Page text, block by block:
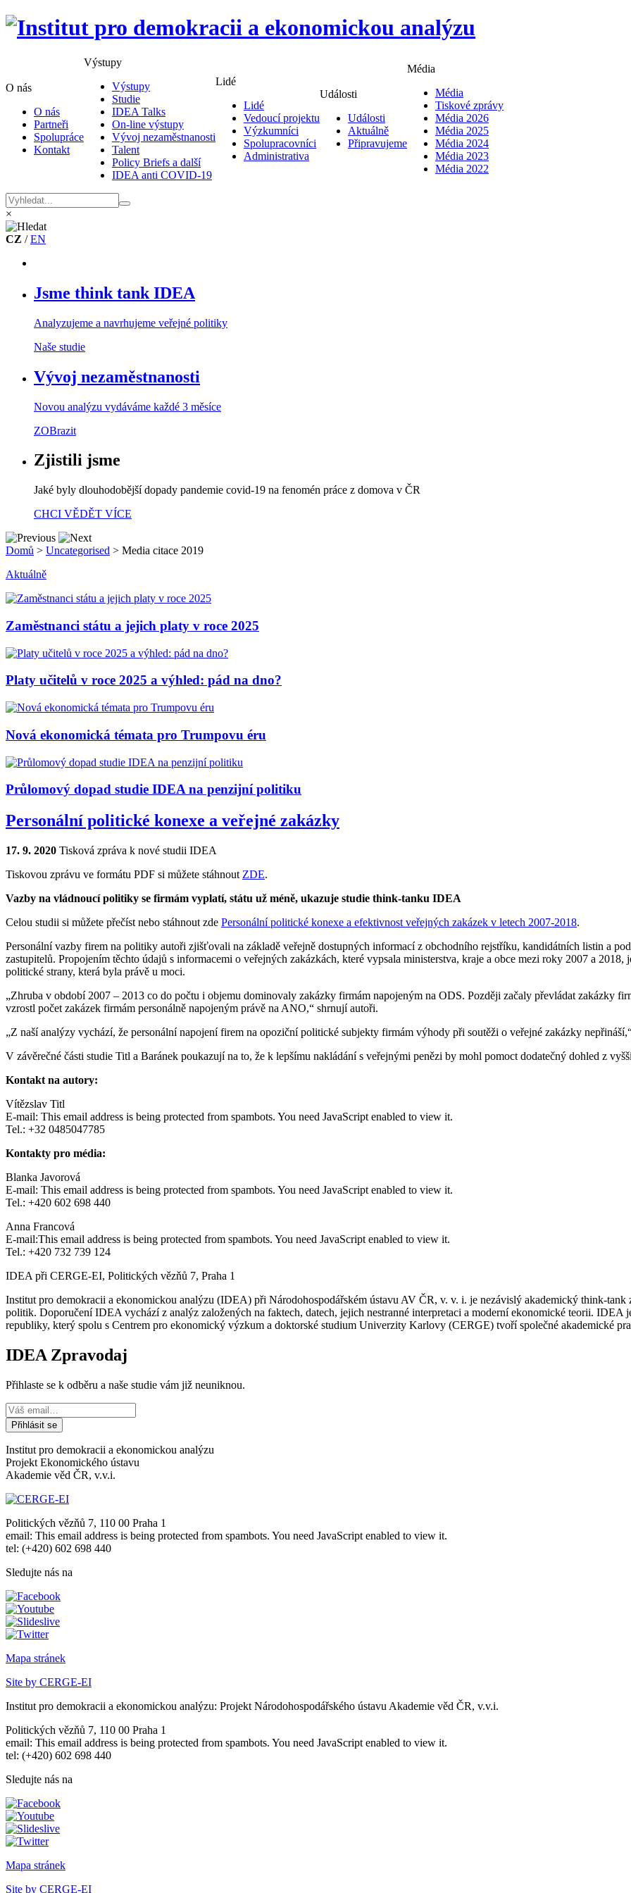
O nás
O nás
Partneři
Spolupráce
Kontakt
Výstupy
Výstupy
Studie
IDEA Talks
On-line výstupy
Vývoj nezaměstnanosti
Talent
Policy Briefs a další
IDEA anti COVID-19
Lidé
Lidé
Vedoucí projektu
Výzkumníci
Spolupracovníci
Administrativa
Události
Události
Aktuálně
Připravujeme
Média
Média
Tiskové zprávy
Média 2026
Média 2025
Média 2024
Média 2023
Média 2022
×
CZ /EN
Jsme think tank IDEA
Analyzujeme a navrhujeme veřejné politiky
Naše studie
Vývoj nezaměstnanosti
Novou analýzu vydáváme každé 3 měsíce
ZOBrazit
Zjistili jsme
Jaké byly dlouhodobější dopady pandemie covid-19 na fenomén práce z domova v ČR
CHCI VĚDĚT VÍCE
Domů > Uncategorised > Media citace 2019
Aktuálně
Zaměstnanci státu a jejich platy v roce 2025
Platy učitelů v roce 2025 a výhled: pád na dno?
Nová ekonomická témata pro Trumpovu éru
Průlomový dopad studie IDEA na penzijní politiku
Personální politické konexe a veřejné zakázky
17. 9. 2020 Tisková zpráva k nové studii IDEA
Tiskovou zprávu ve formátu PDF si můžete stáhnout ZDE.
Vazby na vládnoucí politiky se firmám vyplatí, státu už méně, ukazuje studie think-tanku IDEA
Celou studii si můžete přečíst nebo stáhnout zde Personální politické konexe a efektivnost veřejných zakázek v letech 2007-2018.
Personální vazby firem na politiky autoři zjišťovali na základě veřejně dostupných informací z obchodního rejstříku, kandidátních listin a
zastupitelů. Propojením těchto údajů s informacemi o veřejných zakázkách, které vypsala ministerstva, kraje a obce mezi roky 2007 a 2018,
politické strany, která byla právě u moci.
„Zhruba v období 2007 – 2013 co do počtu i objemu dominovaly zakázky firmám napojeným na ODS. Později začaly převládat zakázky
vzrostl počet zakázek firmám personálně napojeným právě na ANO,“ shrnují autoři.
„Z naší analýzy vychází, že personální napojení firem na opoziční politické subjekty firmám výhody při soutěži o veřejné zakázky
V závěrečné části studie Titl a Baránek poukazují na to, že k lepšímu nakládání s veřejnými penězi by mohl pomoct dodatečný dohled z
Kontakt na autory:
Vítězslav Titl
E-mail: This email address is being protected from spambots. You need JavaScript enabled to view it.
Tel.: +32 0485047785
Kontakty pro média:
Blanka Javorová
E-mail: This email address is being protected from spambots. You need JavaScript enabled to view it.
Tel.: +420 602 698 440
Anna Francová
E-mail:This email address is being protected from spambots. You need JavaScript enabled to view it.
Tel.: +420 732 739 124
IDEA při CERGE-EI, Politických vězňů 7, Praha 1
Institut pro demokracii a ekonomickou analýzu (IDEA) při Národohospodářském ústavu AV ČR, v. v. i. je nezávislý akademický think-
politik. Doporučení IDEA vychází z analýz založených na faktech, datech, jejich nestranné interpretaci a moderní ekonomické teorii. IDEA
republiky, který spolu s Centrem pro ekonomický výzkum a doktorské studium Univerzity Karlovy (CERGE) tvoří společné akademické
IDEA Zpravodaj
Přihlaste se k odběru a naše studie vám již neuniknou.
Institut pro demokracii a ekonomickou analýzu
Projekt Ekonomického ústavu
Akademie věd ČR, v.v.i.
Politických vězňů 7, 110 00 Praha 1
email: This email address is being protected from spambots. You need JavaScript enabled to view it.
tel: (+420) 602 698 440
Sledujte nás na
Mapa stránek
Site by CERGE-EI
Institut pro demokracii a ekonomickou analýzu: Projekt Národohospodářského ústavu Akademie věd ČR, v.v.i.
Politických vězňů 7, 110 00 Praha 1
email: This email address is being protected from spambots. You need JavaScript enabled to view it.
tel: (+420) 602 698 440
Sledujte nás na
Mapa stránek
Site by CERGE-EI